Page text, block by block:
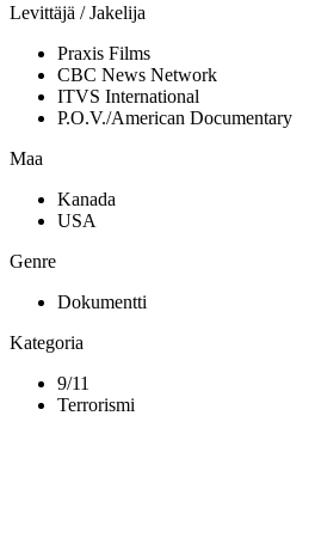
Levittäjä / Jakelija
Praxis Films
CBC News Network
ITVS International
P.O.V./American Documentary
Maa
Kanada
USA
Genre
Dokumentti
Kategoria
9/11
Terrorismi